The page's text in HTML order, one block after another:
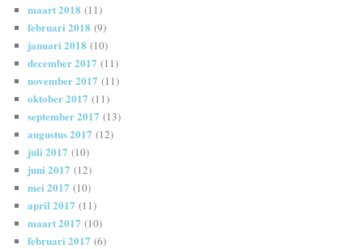
maart 2018 (11)
februari 2018 (9)
januari 2018 (10)
december 2017 (11)
november 2017 (11)
oktober 2017 (11)
september 2017 (13)
augustus 2017 (12)
juli 2017 (10)
juni 2017 (12)
mei 2017 (10)
april 2017 (11)
maart 2017 (10)
februari 2017 (6)